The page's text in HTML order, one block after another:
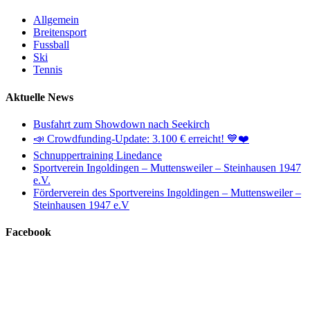
Allgemein
Breitensport
Fussball
Ski
Tennis
Aktuelle News
Busfahrt zum Showdown nach Seekirch
📣 Crowdfunding-Update: 3.100 € erreicht! 💙❤️
Schnuppertraining Linedance
Sportverein Ingoldingen – Muttensweiler – Steinhausen 1947
e.V.
Förderverein des Sportvereins Ingoldingen – Muttensweiler –
Steinhausen 1947 e.V
Facebook